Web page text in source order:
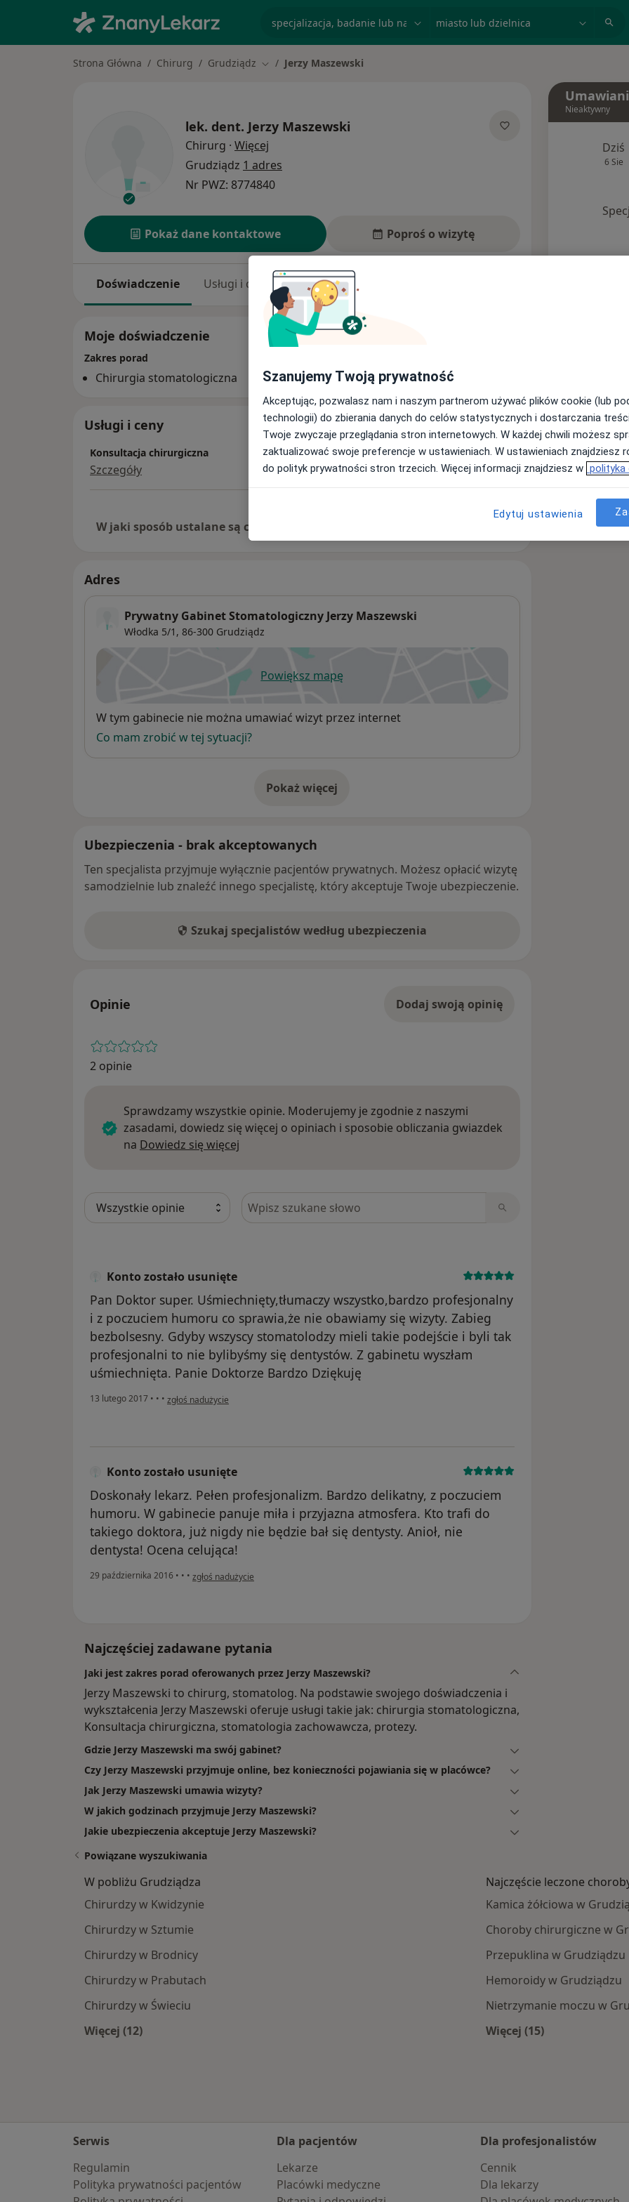
Strona Główna Chirurg Grudziądz Zmień miasto
Jerzy Maszewski
lek. dent. Jerzy Maszewski
Chirurg · Więcej
Grudziądz 1 adres
Nr PWZ: 8774840
Pokaż dane kontaktowe Poproś o wizytę
Doświadczenie Usługi i ceny Adresy
Moje doświadczenie
Zakres porad
Chirurgia stomatologiczna
Usługi i ceny
Konsultacja chirurgiczna
Szczegóły
W jaki sposób ustalane są ceny?
Adres
Prywatny Gabinet Stomatologiczny Jerzy Maszewski
Włodka 5/1, 86-300 Grudziądz
Powiększ mapęotwiera się w nowej karcie
Dostępność
W tym gabinecie nie można umawiać wizyt przez internet
Co mam zrobić w tej sytuacji?
Pokaż więcej
o adresie
Ubezpieczenia - brak akceptowanych
Ten specjalista przyjmuje wyłącznie pacjentów prywatnych. Możesz opłacić wizytę
samodzielnie lub znaleźć innego specjalistę, który akceptuje Twoje ubezpieczenie.
Szukaj specjalistów według ubezpieczenia
Opinie Dodaj swoją opinię
2 opinie
Sprawdzamy wszystkie opinie. Moderujemy je zgodnie z naszymi
zasadami, dowiedz się więcej o opiniach i sposobie obliczania gwiazdek
na Dowiedz się więcej
Szukaj w opiniach
Konto zostało usunięte
Pan Doktor super. Uśmiechnięty,tłumaczy wszystko,bardzo profesjonalny
i z poczuciem humoru co sprawia,że nie obawiamy się wizyty. Zabieg
bezbolsesny. Gdyby wszyscy stomatolodzy mieli takie podejście i byli tak
profesjonalni to nie bylibyśmy się dentystów. Z gabinetu wyszłam
uśmiechnięta. Panie Doktorze Bardzo Dziękuję
13 lutego 2017 • • • w opinii użytkownika Konto zostało usunięte
zgłoś nadużycie
Konto zostało usunięte
Doskonały lekarz. Pełen profesjonalizm. Bardzo delikatny, z poczuciem
humoru. W gabinecie panuje miła i przyjazna atmosfera. Kto trafi do
takiego doktora, już nigdy nie będzie bał się dentysty. Anioł, nie
dentysta! Ocena celująca!
29 października 2016 • • • w opinii użytkownika Konto zostało usunięte
zgłoś nadużycie
Najczęściej zadawane pytania
Jaki jest zakres porad oferowanych przez Jerzy Maszewski?
Jerzy Maszewski to chirurg, stomatolog. Na podstawie swojego doświadczenia i
wykształcenia Jerzy Maszewski oferuje usługi takie jak: chirurgia stomatologiczna,
Konsultacja chirurgiczna, stomatologia zachowawcza, protezy.
Gdzie Jerzy Maszewski ma swój gabinet?
Czy Jerzy Maszewski przyjmuje online, bez konieczności pojawiania się w placówce?
Jak Jerzy Maszewski umawia wizyty?
W jakich godzinach przyjmuje Jerzy Maszewski?
Jakie ubezpieczenia akceptuje Jerzy Maszewski?
Nieaktywny
Dziś
6 Sie
Powiązane wyszukiwania
W pobliżu Grudziądza
Chirurdzy w Kwidzynie
Chirurdzy w Sztumie
Chirurdzy w Brodnicy
Chirurdzy w Prabutach
Chirurdzy w Świeciu
Więcej (12)
Najczęście leczone
Kamica żółciowa w
Choroby chirurgiczne w
Przepuklina w Grudziądzu
Hemoroidy w Grudziądzu
Nietrzymanie moczu w
Więcej (15)
Serwis
Regulamin
Polityka prywatności pacjentów
Dla pacjentów
Lekarze
Placówki medyczne
Dla profesjonalistów
Cennik
Dla lekarzy
Szanujemy Twoją prywatność
Akceptując, pozwalasz nam i naszym partnerom używać plików cookie (lub
technologii) do zbierania danych do celów statystycznych i dostarczania
Twoje zwyczaje przeglądania stron internetowych. W każdej chwili możesz
zaktualizować swoje preferencje w ustawieniach. W ustawieniach znajdziesz
do polityk prywatności stron trzecich. Więcej informacji znajdziesz w polityka
Edytuj ustawienia